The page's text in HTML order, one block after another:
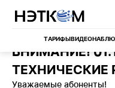
ТАРИФЫ
ВНИМАНИЕ!
ТЕХНИЧЕСКИЕ
Уважаемые абоненты!